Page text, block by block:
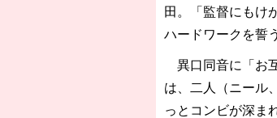
田。「監督にもけ
ハードワークを誓
異口同音に「お
は、二人（ニール
っとコンビが深ま